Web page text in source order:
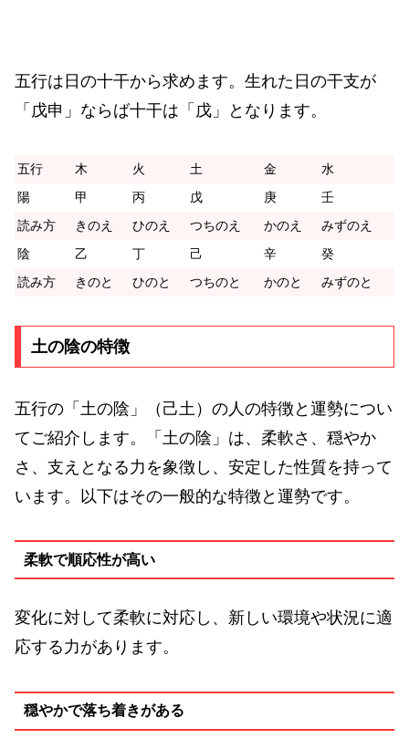
五行は日の十干から求めます。生れた日の干支が
「戊申」ならば十干は「戊」となります。
五行 木 火 土 金
水
陽
甲 丙 戊 庚
壬
読み方
きのえ ひのえ つちのえ かのえ
みずのえ
陰
乙 丁 己 辛
癸
読み方
きのと ひのと つちのと かのと みずのと
土の陰の特徴
五行の「土の陰」（己土）の人の特徴と運勢につい
てご紹介します。「土の陰」は、柔軟さ、穏やか
さ、支えとなる力を象徴し、安定した性質を持って
います。以下はその一般的な特徴と運勢です。
柔軟で順応性が高い
変化に対して柔軟に対応し、新しい環境や状況に適
応する力があります。
穏やかで落ち着きがある